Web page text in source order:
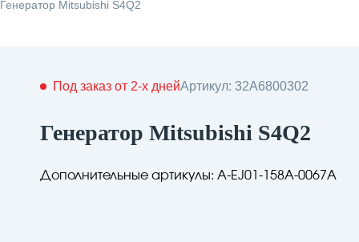
Генератор Mitsubishi S4Q2
Под заказ от 2-х днейАртикул: 32A6800302
Генератор Mitsubishi S4Q2
Дополнительные артикулы: A-EJ01-158A-0067A